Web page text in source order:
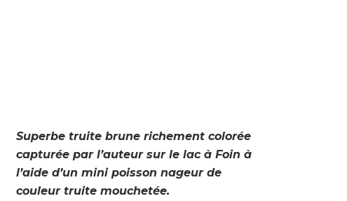
Superbe truite brune richement colorée
capturée par l’auteur sur le lac à Foin à
l’aide d’un mini poisson nageur de
couleur truite mouchetée.